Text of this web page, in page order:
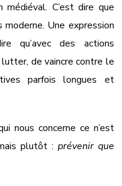
C’est dire que
moderne. Une expression
qu’avec des actions
de vaincre contre le
parfois longues et
nous concerne ce n’est
plutôt : prévenir que